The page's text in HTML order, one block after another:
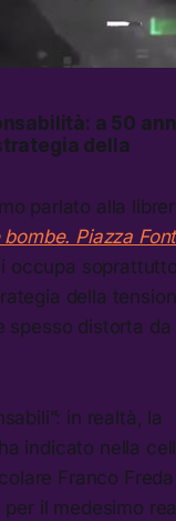
a 50
della
parlato alla
bombe. Piazza
occupa soprattutto
della
spesso distorta da
in realtà, la
indicato nella
Franco
il medesimo